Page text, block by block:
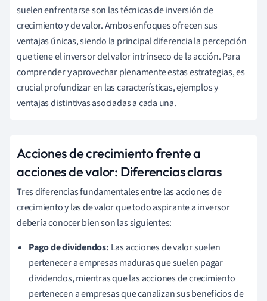
suelen enfrentarse son las técnicas de inversión de
crecimiento y de valor. Ambos enfoques ofrecen sus
ventajas únicas, siendo la principal diferencia la percepción
que tiene el inversor del valor intrínseco de la acción. Para
comprender y aprovechar plenamente estas estrategias, es
crucial profundizar en las características, ejemplos y
ventajas distintivas asociadas a cada una.
Acciones de crecimiento frente a
acciones de valor: Diferencias claras
Tres diferencias fundamentales entre las acciones de
crecimiento y las de valor que todo aspirante a inversor
debería conocer bien son las siguientes:
Pago de dividendos: Las acciones de valor suelen
pertenecer a empresas maduras que suelen pagar
dividendos, mientras que las acciones de crecimiento
pertenecen a empresas que canalizan sus beneficios de